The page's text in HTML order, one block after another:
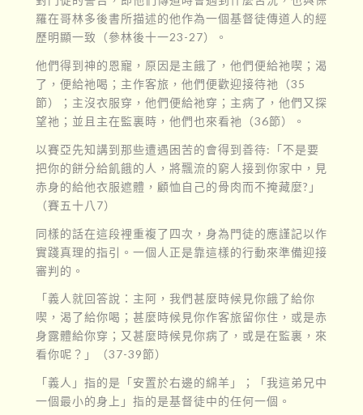
羅在哥林多後書所描述的他作為一個基督徒傳道人的經
歷明顯一致（參林後十一23-27）。
他們得到神的恩寵，原因是主餓了，他們便給祂喫；渴
了，便給祂喝；主作客旅，他們便歡迎接待祂（35
節）；主沒衣服穿，他們便給祂穿；主病了，他們又探
望祂；並且主在監裏時，他們也來看祂（36節）。
以賽亞先知講到那些遭遇困苦的會得到善待:「不是要
把你的餅分給飢餓的人，將飄流的窮人接到你家中，見
赤身的給他衣服遮體，顧恤自己的骨肉而不掩藏麼?」
（賽五十八7）
同樣的話在這段裡重複了四次，身為門徒的應謹記以作
實踐真理的指引。一個人正是靠這樣的行動來準備迎接
審判的。
「義人就回答說：主阿，我們甚麼時候見你餓了給你
喫，渴了給你喝；甚麼時候見你作客旅留你住，或是赤
身露體給你穿；又甚麼時候見你病了，或是在監裏，來
看你呢？」（37-39節）
「義人」指的是「安置於右邊的綿羊」；「我這弟兄中
一個最小的身上」指的是基督徒中的任何一個。